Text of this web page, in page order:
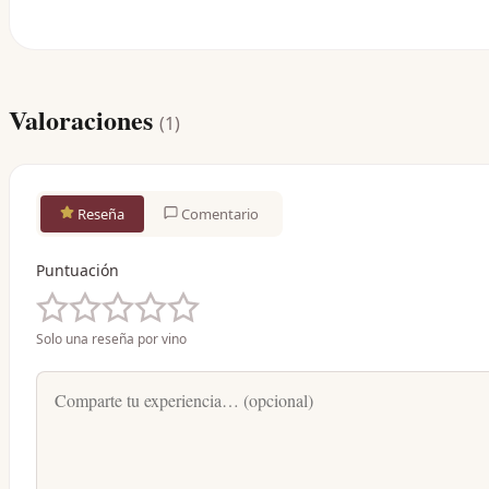
Valoraciones (1)
Reseña Comentario
Puntuación
Solo una reseña por vino